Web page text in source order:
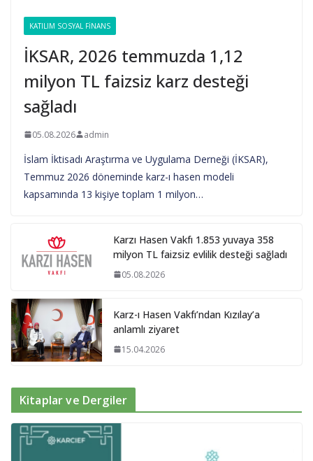
KATILIM SOSYAL FINANS
İKSAR, 2026 temmuzda 1,12
milyon TL faizsiz karz desteği
sağladı
05.08.2026 admin
İslam İktisadı Araştırma ve Uygulama Derneği (İKSAR),
Temmuz 2026 döneminde karz-ı hasen modeli
kapsamında 13 kişiye toplam 1 milyon…
Karzı Hasen Vakfı 1.853 yuvaya 358
milyon TL faizsiz evlilik desteği sağladı
05.08.2026
Karz-ı Hasen Vakfı’ndan Kızılay’a
anlamlı ziyaret
15.04.2026
Kitaplar ve Dergiler